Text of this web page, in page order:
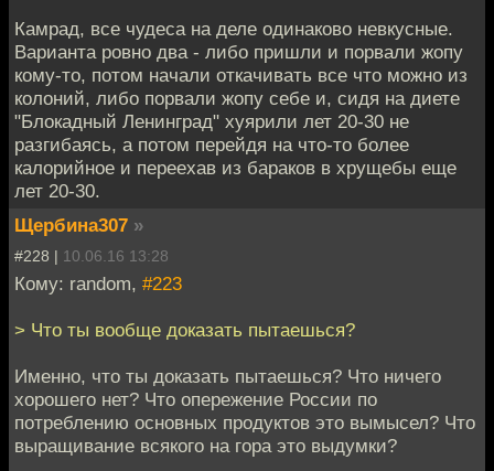
Камрад, все чудеса на деле одинаково невкусные.
Варианта ровно два - либо пришли и порвали жопу
кому-то, потом начали откачивать все что можно из
колоний, либо порвали жопу себе и, сидя на диете
"Блокадный Ленинград" хуярили лет 20-30 не
разгибаясь, а потом перейдя на что-то более
калорийное и переехав из бараков в хрущебы еще
лет 20-30.
Щербина307 »
#228 | 10.06.16 13:28
Кому: random, #223
> Что ты вообще доказать пытаешься?
Именно, что ты доказать пытаешься? Что ничего
хорошего нет? Что опережение России по
потреблению основных продуктов это вымысел? Что
выращивание всякого на гора это выдумки?